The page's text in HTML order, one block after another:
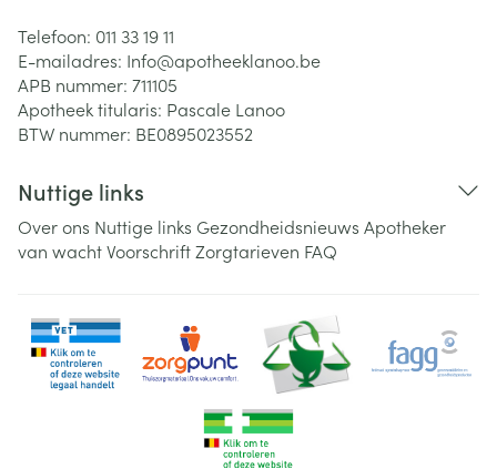
Telefoon: 011 33 19 11
E-mailadres: Info@apotheeklanoo.be
APB nummer: 711105
Apotheek titularis: Pascale Lanoo
BTW nummer: BE0895023552
Nuttige links
Over ons Nuttige links Gezondheidsnieuws Apotheker
van wachtVoorschriftZorgtarieven FAQ